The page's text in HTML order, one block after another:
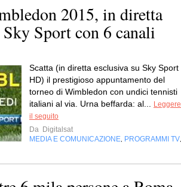
2015, in diretta
Sport con 6 canali
Scatta (in diretta esclusiva su Sky Sport
HD) il prestigioso appuntamento del
torneo di Wimbledon con undici tennisti
italiani al via. Urna beffarda: al...
Leggere
il seguito
Da Digitalsat
MEDIA E COMUNICAZIONE PROGRAMMI TV